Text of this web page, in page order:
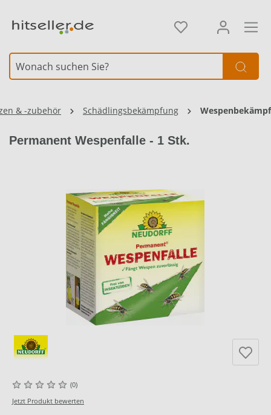
& -zubehör Schädlingsbekämpfung
Permanent Wespenfalle - 1 Stk.
(0)
Jetzt Produkt bewerten